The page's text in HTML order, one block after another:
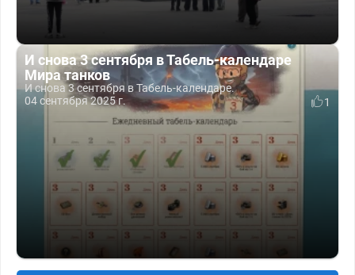
И снова 3 сентября в Табель-календаре
Мира танков
И снова 3 сентября в Табель-календаре.
04 сентября 2025 г.
1